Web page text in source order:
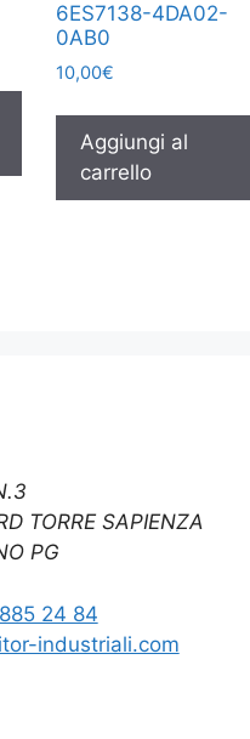
6ES7138-4DA02-
0AB0
10,00€
Aggiungi al
carrello
TORRE SAPIENZA
PG
24 84
industriali.com